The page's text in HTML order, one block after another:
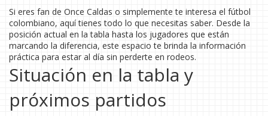
Si eres fan de Once Caldas o simplemente te interesa el fútbol
colombiano, aquí tienes todo lo que necesitas saber. Desde la
posición actual en la tabla hasta los jugadores que están
marcando la diferencia, este espacio te brinda la información
práctica para estar al día sin perderte en rodeos.
Situación en la tabla y
próximos partidos